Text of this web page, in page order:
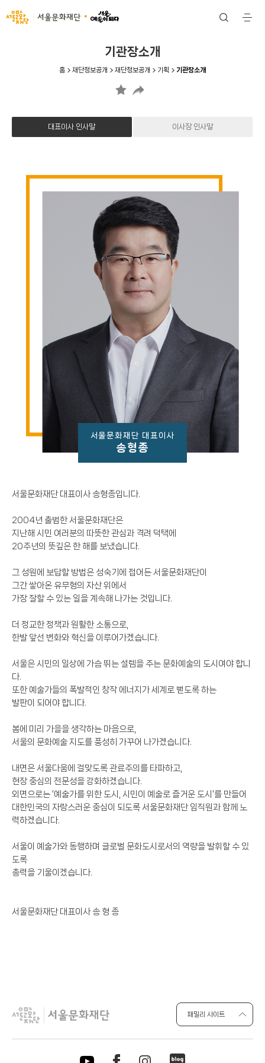
서울문화재단
전
검
기관장소개
홈 재단정보공개 재단정보공개 기획 기관장소개
대표이사 인사말 이사장 인사말
서울문화재단 대표이사
송형종
서울문화재단 대표이사 송형종입니다.
2004년 출범한 서울문화재단은
지난해 시민 여러분의 따뜻한 관심과 격려 덕택에
20주년의 뜻깊은 한 해를 보냈습니다.
그 성원에 보답할 방법은 성숙기에 접어든 서울문화재단이
그간 쌓아온 유무형의 자산 위에서
가장 잘할 수 있는 일을 계속해 나가는 것입니다.
더 정교한 정책과 원활한 소통으로,
한발 앞선 변화와 혁신을 이루어가겠습니다.
서울은 시민의 일상에 가슴 뛰는 설렘을 주는 문화예술의 도시여야 합니
다.
또한 예술가들의 폭발적인 창작 에너지가 세계로 뻗도록 하는
발판이 되어야 합니다.
봄에 미리 가을을 생각하는 마음으로,
서울의 문화예술 지도를 풍성히 가꾸어 나가겠습니다.
내면은 서울다움에 걸맞도록 관료주의를 타파하고,
현장 중심의 전문성을 강화하겠습니다.
외면으로는 '예술가를 위한 도시, 시민이 예술로 즐거운 도시'를 만들어
대한민국의 자랑스러운 중심이 되도록 서울문화재단 임직원과 함께 노
력하겠습니다.
서울이 예술가와 동행하며 글로벌 문화도시로서의 역량을 발휘할 수 있
도록
총력을 기울이겠습니다.
서울문화재단 대표이사 송 형 종
패밀리 사이트